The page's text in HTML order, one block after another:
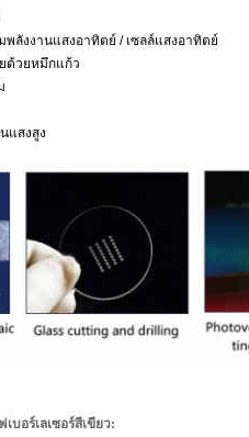
พลังงานแสงอาทิตย์ / เซลล์แสงอาทิตย์
ด้วยหมึกแก้ว
แสงสูง
เบอร์เลเซอร์สีเขียว: